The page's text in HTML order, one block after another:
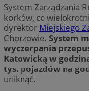
System Zarządzania
korków, co
dyrektor Miejskiego
Chorzowie. System
wyczerpania
Katowicką w
tys. pojazdów na
uniknąć.